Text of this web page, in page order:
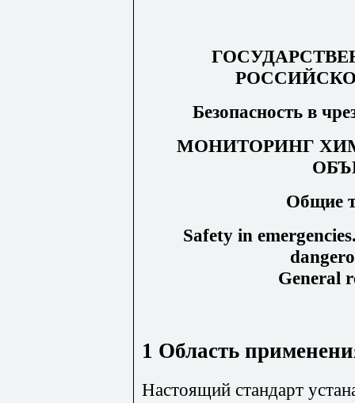
Безопасность в
МОНИТОРИНГ
Общие
Safety in
General
1 Область
Настоящий стандарт